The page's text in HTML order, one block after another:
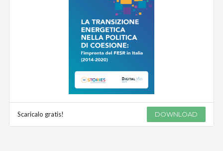
Scaricalo gratis! DOWNLOAD